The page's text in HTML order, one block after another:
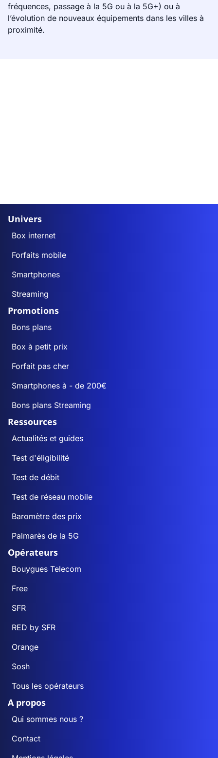
fréquences, passage à la 5G ou à la 5G+) ou à
l’évolution de nouveaux équipements dans les villes à
proximité.
Univers
Box internet
Forfaits mobile
Smartphones
Streaming
Promotions
Bons plans
Box à petit prix
Forfait pas cher
Smartphones à - de 200€
Bons plans Streaming
Ressources
Actualités et guides
Test d'éligibilité
Test de débit
Test de réseau mobile
Baromètre des prix
Palmarès de la 5G
Opérateurs
Bouygues Telecom
Free
SFR
RED by SFR
Orange
Sosh
Tous les opérateurs
A propos
Qui sommes nous ?
Contact